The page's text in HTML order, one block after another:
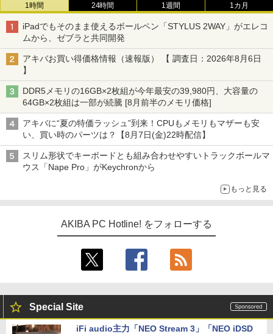
1時間 24時間 1週間 1カ月
iPadでもそのまま使えるボールペン「STYLUS 2WAY」がエレコ
ムから、ゼブラと共同開発
アキバお買い得価格情報（速報版） 【 調査日：2026年8月6日
】
DDR5メモリの16GB×2枚組が今年最安の39,980円、大容量の
64GB×2枚組は一部が続騰 [8月前半のメモリ価格]
アキバに“夏の特価ラッシュ”到来！CPUもメモリもマザーも安
い、買い時のパーツは？【8月7日(金)22時配信】
スリム形状でキーボードとも組み合わせやすいトラックボールマ
ウス「Nape Pro」がKeychronから
もっと見る
AKIBA PC Hotline! をフォローする
Special Site
iFi audio主力「NEO Stream 3」「NEO iDSD